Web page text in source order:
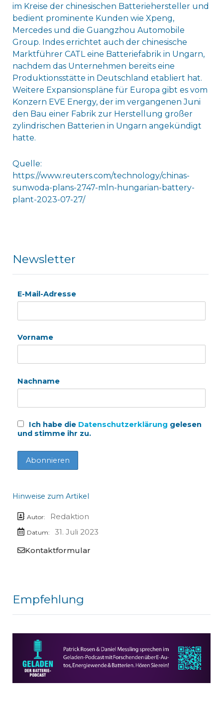
im Kreise der chinesischen Batteriehersteller und
bedient prominente Kunden wie Xpeng,
Mercedes und die Guangzhou Automobile
Group. Indes errichtet auch der chinesische
Marktführer CATL eine Batteriefabrik in Ungarn,
nachdem das Unternehmen bereits eine
Produktionsstätte in Deutschland etabliert hat.
Weitere Expansionspläne für Europa gibt es vom
Konzern EVE Energy, der im vergangenen Juni
den Bau einer Fabrik zur Herstellung großer
zylindrischen Batterien in Ungarn angekündigt
hatte.
Quelle:
https://www.reuters.com/technology/chinas-
sunwoda-plans-2747-mln-hungarian-battery-
plant-2023-07-27/
Newsletter
E-Mail-Adresse
Vorname
Nachname
Ich habe die Datenschutzerklärung gelesen
und stimme ihr zu.
Hinweise zum Artikel
Autor: Redaktion
Datum:
31. Juli 2023
Kontaktformular
Empfehlung